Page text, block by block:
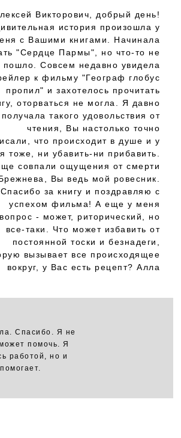
Викторович, добрый день!
история произошла у
с Вашими книгами. Начинала
"Сердце Пармы", но что-то не
пошло. Совсем недавно увидела
к фильму "Географ глобус
пропил" и захотелось прочитать
оторваться не могла. Я давно
такого удовольствия от
чтения, Вы настолько точно
что происходит в душе и у
тоже, ни убавить-ни прибавить.
совпали ощущения от смерти
Вы ведь мой ровесник.
Спасибо за книгу и поздравляю с
успехом фильма! А еще у меня
вопрос - может, риторический, но
все-таки. Что может избавить от
постоянной тоски и безнадеги,
вызывает все происходящее
вокруг, у Вас есть рецепт? Алла
Спасибо. Я не
помочь. Я
работой, но и